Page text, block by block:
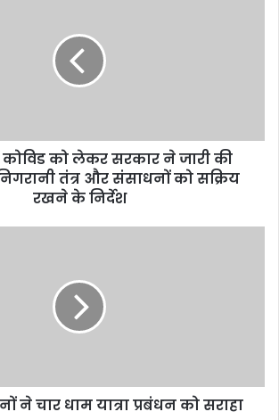
कोविड को लेकर सरकार ने जारी की
तंत्र और संसाधनों को सक्रिय
रखने के निर्देश
ने चार धाम यात्रा प्रबंधन को सराहा